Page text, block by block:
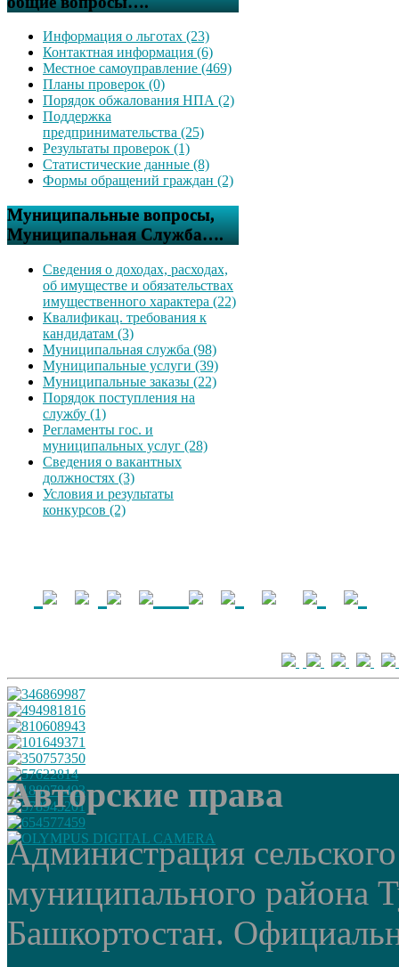
Информация о льготах (23)
Контактная информация (6)
Местное самоуправление (469)
Планы проверок (0)
Порядок обжалования НПА (2)
Поддержка
предпринимательства (25)
Результаты проверок (1)
Статистические данные (8)
Формы обращений граждан (2)
Муниципальные вопросы,
Муниципальная Служба….
Сведения о доходах, расходах,
об имуществе и обязательствах
имущественного характера (22)
Квалификац. требования к
кандидатам (3)
Муниципальная служба (98)
Муниципальные услуги (39)
Муниципальные заказы (22)
Порядок поступления на
службу (1)
Регламенты гос. и
муниципальных услуг (28)
Сведения о вакантных
должностях (3)
Условия и результаты
конкурсов (2)
Авторские права
Администрация
муниципального района
Башкортостан.